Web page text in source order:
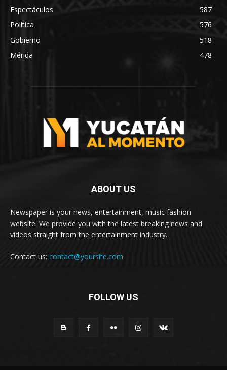
Espectáculos
587
Política
576
Gobierno
518
Mérida
478
ABOUT US
Newspaper is your news, entertainment, music fashion
website. We provide you with the latest breaking news and
videos straight from the entertainment industry.
Contact us: contact@yoursite.com
FOLLOW US